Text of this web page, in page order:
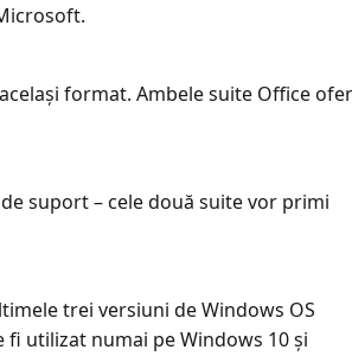
format. Ambele suite Office
suport – cele două suite vor primi
trei versiuni de Windows OS
fi utilizat numai pe Windows 10 și